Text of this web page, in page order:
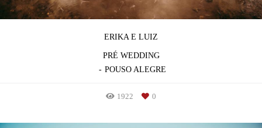
ERIKA E LUIZ
PRÉ WEDDING
POUSO ALEGRE
1922 0